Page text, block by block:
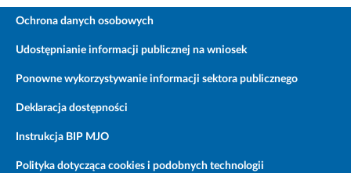
Ochrona danych osobowych
Udostępnianie informacji publicznej na wniosek
Ponowne wykorzystywanie informacji sektora publicznego
Deklaracja dostępności
Instrukcja BIP MJO
Polityka dotycząca cookies i podobnych technologii